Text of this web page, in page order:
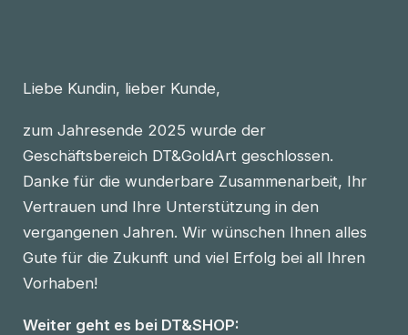
Liebe Kundin, lieber Kunde,
zum Jahresende 2025 wurde der
Geschäftsbereich DT&GoldArt geschlossen.
Danke für die wunderbare Zusammenarbeit, Ihr
Vertrauen und Ihre Unterstützung in den
vergangenen Jahren. Wir wünschen Ihnen alles
Gute für die Zukunft und viel Erfolg bei all Ihren
Vorhaben!
Weiter geht es bei DT&SHOP: